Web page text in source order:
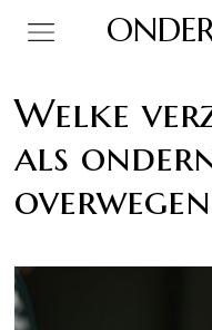
Welke
als